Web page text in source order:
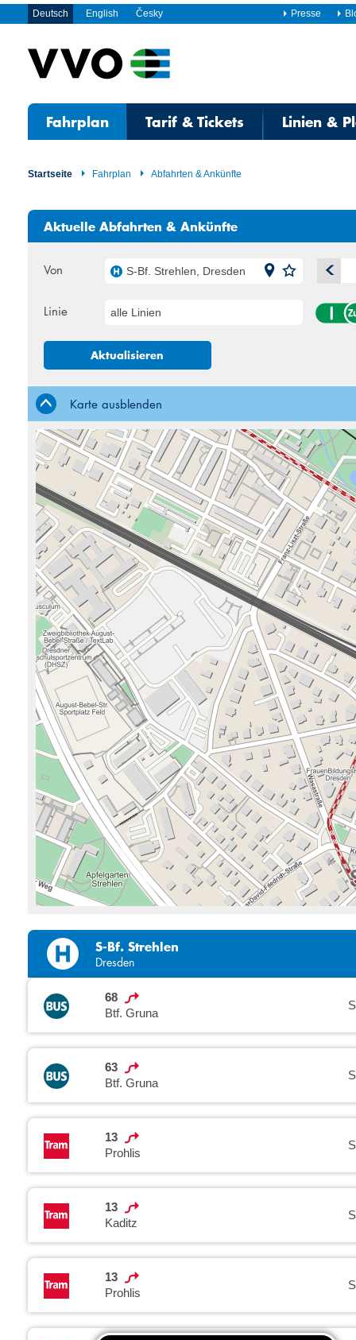
Deutsch English Česky Presse
Fahrplan Tarif & Tickets Linien &
Startseite Fahrplan Abfahrten & Ankünfte
Aktuelle Abfahrten & Ankünfte
Von S-Bf. Strehlen, Dresden
Mo Di
10 11
24 25
31 1
Linie alle Linien
Aktualisieren
Karte ausblenden
S-Bf. Strehlen
Dresden
68
Btf. Gruna
63
Btf. Gruna
13
Prohlis
13
Kaditz
13
Prohlis